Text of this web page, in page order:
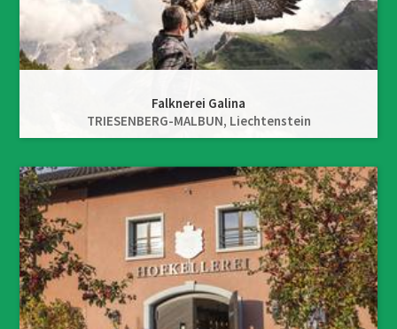
Falknerei Galina
TRIESENBERG-MALBUN, Liechtenstein